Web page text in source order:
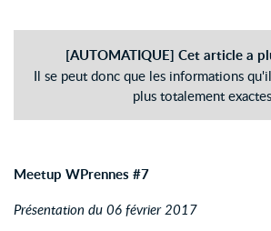
[AUTOMATIQUE] Cet article a
Il se peut donc que les informations
plus totalement
Meetup WPrennes #7
Présentation du 06 février 2017